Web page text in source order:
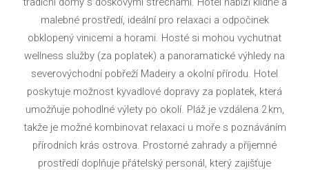
malebné prostředí, ideální pro relaxaci a odpočinek
obklopený vinicemi a horami. Hosté si mohou vychutnat
wellness služby (za poplatek) a panoramatické výhledy na
severovýchodní pobřeží Madeiry a okolní přírodu. Hotel
poskytuje možnost kyvadlové dopravy za poplatek, která
umožňuje pohodlné výlety po okolí. Pláž je vzdálena 2 km,
takže je možné kombinovat relaxaci u moře s poznáváním
přírodních krás ostrova. Prostorné zahrady a příjemné
prostředí doplňuje přátelský personál, který zajišťuje